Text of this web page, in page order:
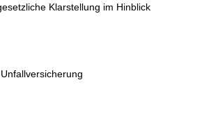
Klarstellung im Hinblick